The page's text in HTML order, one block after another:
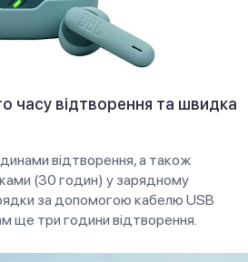
часу відтворення та швидка
відтворення, а також
(30 годин) у зарядному
за допомогою кабелю USB
ще три години відтворення.